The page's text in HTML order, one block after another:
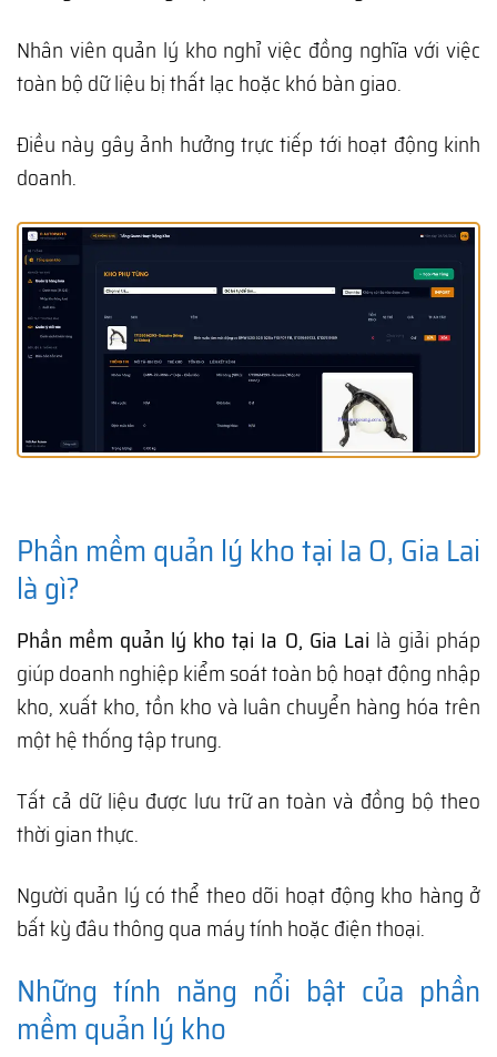
Nhân viên quản lý kho nghỉ việc đồng nghĩa với việc
toàn bộ dữ liệu bị thất lạc hoặc khó bàn giao.
Điều này gây ảnh hưởng trực tiếp tới hoạt động kinh
doanh.
Phần mềm quản lý kho tại Ia O, Gia Lai
là gì?
Phần mềm quản lý kho tại Ia O, Gia Lai là giải pháp
giúp doanh nghiệp kiểm soát toàn bộ hoạt động nhập
kho, xuất kho, tồn kho và luân chuyển hàng hóa trên
một hệ thống tập trung.
Tất cả dữ liệu được lưu trữ an toàn và đồng bộ theo
thời gian thực.
Người quản lý có thể theo dõi hoạt động kho hàng ở
bất kỳ đâu thông qua máy tính hoặc điện thoại.
Những tính năng nổi bật của phần
mềm quản lý kho